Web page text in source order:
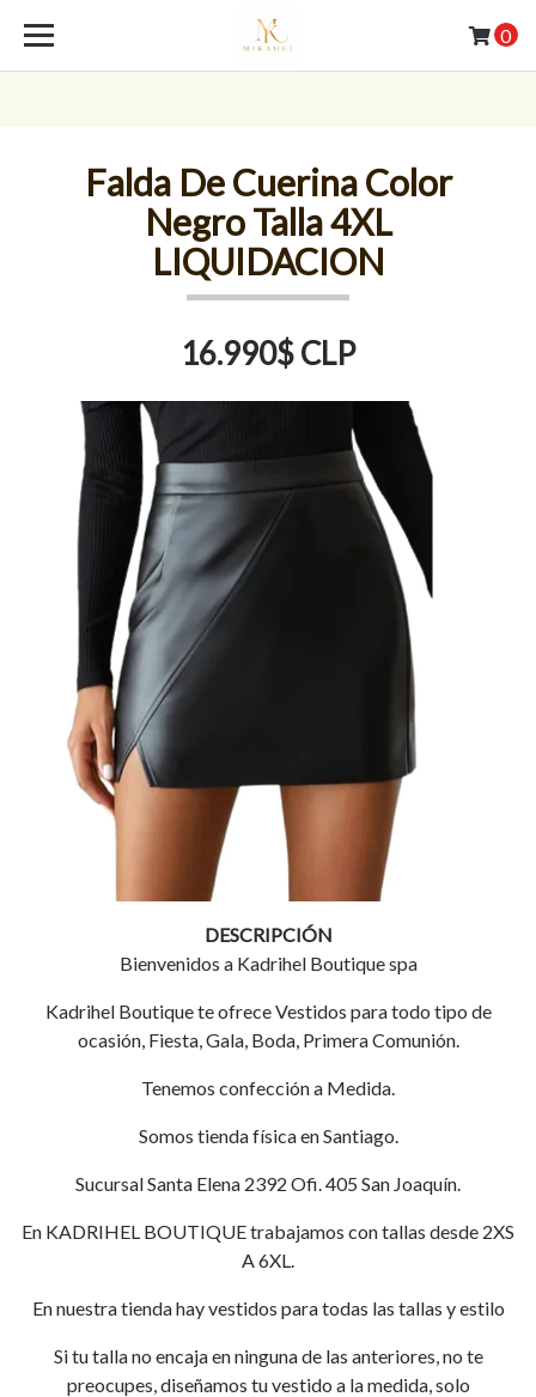
0
Falda De Cuerina Color
Negro Talla 4XL
LIQUIDACION
16.990$ CLP
DESCRIPCIÓN
Bienvenidos a Kadrihel Boutique spa
Kadrihel Boutique te ofrece Vestidos para todo tipo de
ocasión, Fiesta, Gala, Boda, Primera Comunión.
Tenemos confección a Medida.
Somos tienda física en Santiago.
Sucursal Santa Elena 2392 Ofi. 405 San Joaquín.
En KADRIHEL BOUTIQUE trabajamos con tallas desde 2XS
A 6XL.
En nuestra tienda hay vestidos para todas las tallas y estilo
Si tu talla no encaja en ninguna de las anteriores, no te
preocupes, diseñamos tu vestido a la medida, solo